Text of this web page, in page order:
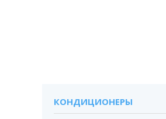
КОНДИЦИОНЕРЫ